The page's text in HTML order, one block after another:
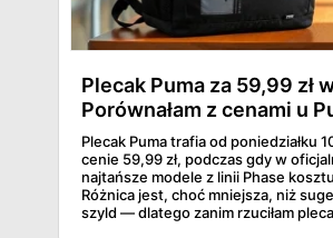
Plecak Puma za 59,99 zł
Porównałam z cenami u
Plecak Puma trafia od poniedziałku
cenie 59,99 zł, podczas gdy w
najtańsze modele z linii Phase
Różnica jest, choć mniejsza, niż
szyld — dlatego zanim rzuciłam